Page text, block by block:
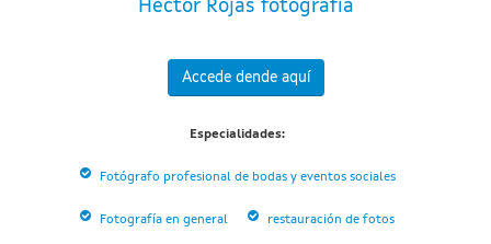
Hector Rojas fotografia
Accede dende aquí
Especialidades:
Fotógrafo profesional de bodas y eventos sociales
Fotografía en general restauración de fotos